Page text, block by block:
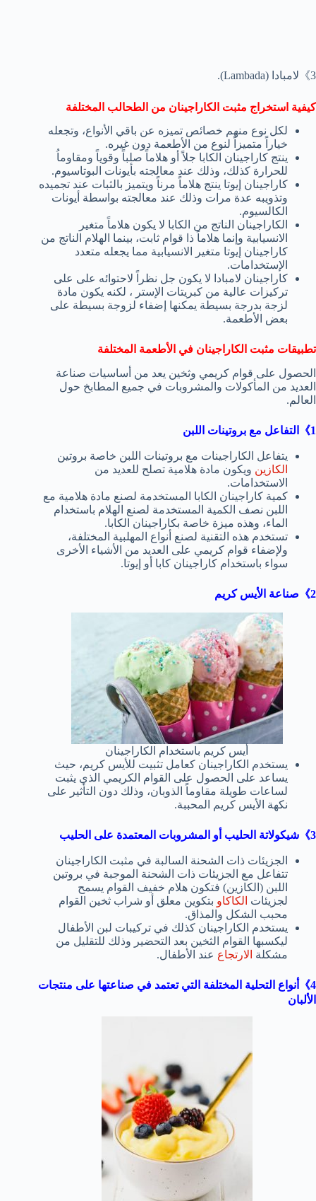
3》لامبادا (Lambada).
كيفية استخراج مثبت الكاراجينان من الطحالب المختلفة
لكل نوع منهم خصائص تميزه عن باقي الأنواع، وتجعله
خياراً متميزاً لنوع من الأطعمة دون غيره.
ينتج كاراجينان الكابا جلاً أو هلاماً صلباً وقوياً ومقاوماُ
للحرارة كذلك، وذلك عند معالجته بأيونات البوتاسيوم.
كاراجينان إيوتا ينتج هلاماً مرناً ويتميز بالثبات عند تجميده
وتذويبه عدة مرات وذلك عند معالجته بواسطة أيونات
الكالسيوم.
الكاراجينان الناتج من الكابا لا يكون هلاماً متغير
الانسيابية وإنما هلاماً ذا قوام ثابت، بينما الهلام الناتج من
كاراجينان إيوتا متغير الانسيابية مما يجعله متعدد
الإستخدامات.
كاراجينان لامبادا لا يكون جل نظراً لاحتوائه على على
تركيزات عالية من كبريتات الإستر ، لكنه يكون مادة
لزجة بدرجة بسيطة يمكنها إضفاء لزوجة بسيطة على
بعض الأطعمة.
تطبيقات مثبت الكاراجينان في الأطعمة المختلفة
الحصول على قوام كريمي وثخين يعد من أساسيات صناعة
العديد من المأكولات والمشروبات في جميع المطابخ حول
العالم.
1》التفاعل مع بروتينات اللبن
يتفاعل الكاراجينات مع بروتينات اللبن خاصة بروتين
الكازين ويكون مادة هلامية تصلح للعديد من
الاستخدامات.
كمية كاراجينان الكابا المستخدمة لصنع مادة هلامية مع
اللبن نصف الكمية المستخدمة لصنع الهلام باستخدام
الماء، وهذه ميزة خاصة بكاراجينان الكابا.
تستخدم هذه التقنية لصنع أنواع المهلبية المختلفة،
ولإضفاء قوام كريمي على العديد من الأشياء الأخرى
سواء باستخدام كاراجينان كابا أو إيوتا.
2》صناعة الأيس كريم
أيس كريم باستخدام الكاراجينان
يستخدم الكاراجينان كعامل تثبيت للأيس كريم، حيث
يساعد على الحصول على القوام الكريمي الذي يثبت
لساعات طويلة مقاوماً الذوبان، وذلك دون التأثير على
نكهة الأيس كريم المحببة.
3》شيكولاتة الحليب أو المشروبات المعتمدة على الحليب
الجزيئات ذات الشحنة السالبة في مثبت الكاراجينان
تتفاعل مع الجزيئات ذات الشحنة الموجبة في بروتين
اللبن (الكازين) فتكون هلام خفيف القوام يسمح
لجزيئات الكاكاو بتكوين معلق أو شراب ثخين القوام
محبب الشكل والمذاق.
يستخدم الكاراجينان كذلك في تركيبات لبن الأطفال
ليكسبها القوام الثخين بعد التحضير وذلك للتقليل من
مشكلة الارتجاع عند الأطفال.
4》أنواع التحلية المختلفة التي تعتمد في صناعتها على منتجات
الألبان